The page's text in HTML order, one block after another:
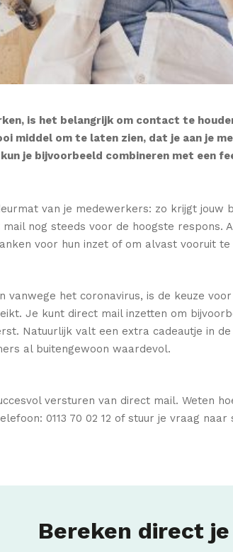
is het belangrijk om contact te
middel om te laten zien, dat je aan je
je bijvoorbeeld combineren met een
van je medewerkers: zo krijgt jouw
nog steeds voor de hoogste respons.
voor hun inzet of om alvast vooruit te
vanwege het coronavirus, is de keuze
Je kunt direct mail inzetten om
Natuurlijk valt een extra cadeautje in
al buitengewoon waardevol.
versturen van direct mail. Weten
0113 70 02 12 of stuur je vraag
Bereken direct